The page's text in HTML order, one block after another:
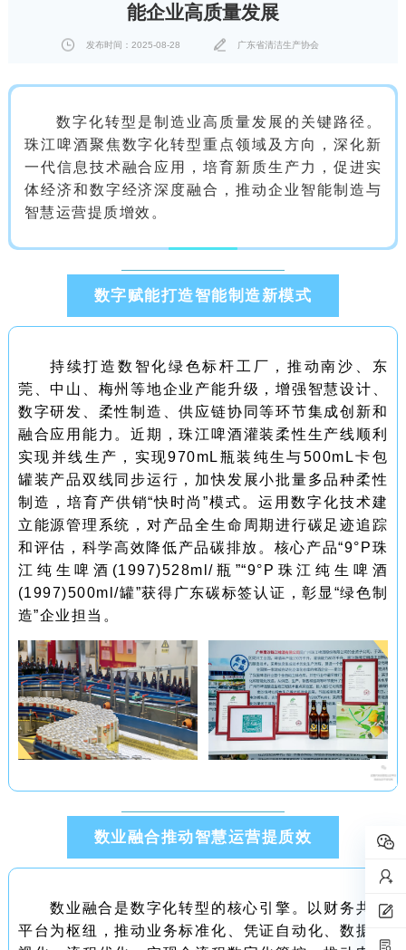
能企业高质量发展
发布时间：2025-08-28 广东省清洁生产协会
数字化转型是制造业高质量发展的关键路径。
珠江啤酒聚焦数字化转型重点领域及方向，深化新
一代信息技术融合应用，培育新质生产力，促进实
体经济和数字经济深度融合，推动企业智能制造与
智慧运营提质增效。
数字赋能打造智能制造新模式
持续打造数智化绿色标杆工厂，推动南沙、东
莞、中山、梅州等地企业产能升级，增强智慧设计、
数字研发、柔性制造、供应链协同等环节集成创新和
融合应用能力。近期，珠江啤酒灌装柔性生产线顺利
实现并线生产，实现970mL瓶装纯生与500mL卡包
罐装产品双线同步运行，加快发展小批量多品种柔性
制造，培育产供销“快时尚”模式。运用数字化技术建
立能源管理系统，对产品全生命周期进行碳足迹追踪
和评估，科学高效降低产品碳排放。核心产品“9°P珠
江纯生啤酒(1997)528ml/瓶”“9°P珠江纯生啤酒
(1997)500ml/罐”获得广东碳标签认证，彰显“绿色制
造”企业担当。
数业融合推动智慧运营提质效
数业融合是数字化转型的核心引擎。以财务共享
平台为枢纽，推动业务标准化、凭证自动化、数据可